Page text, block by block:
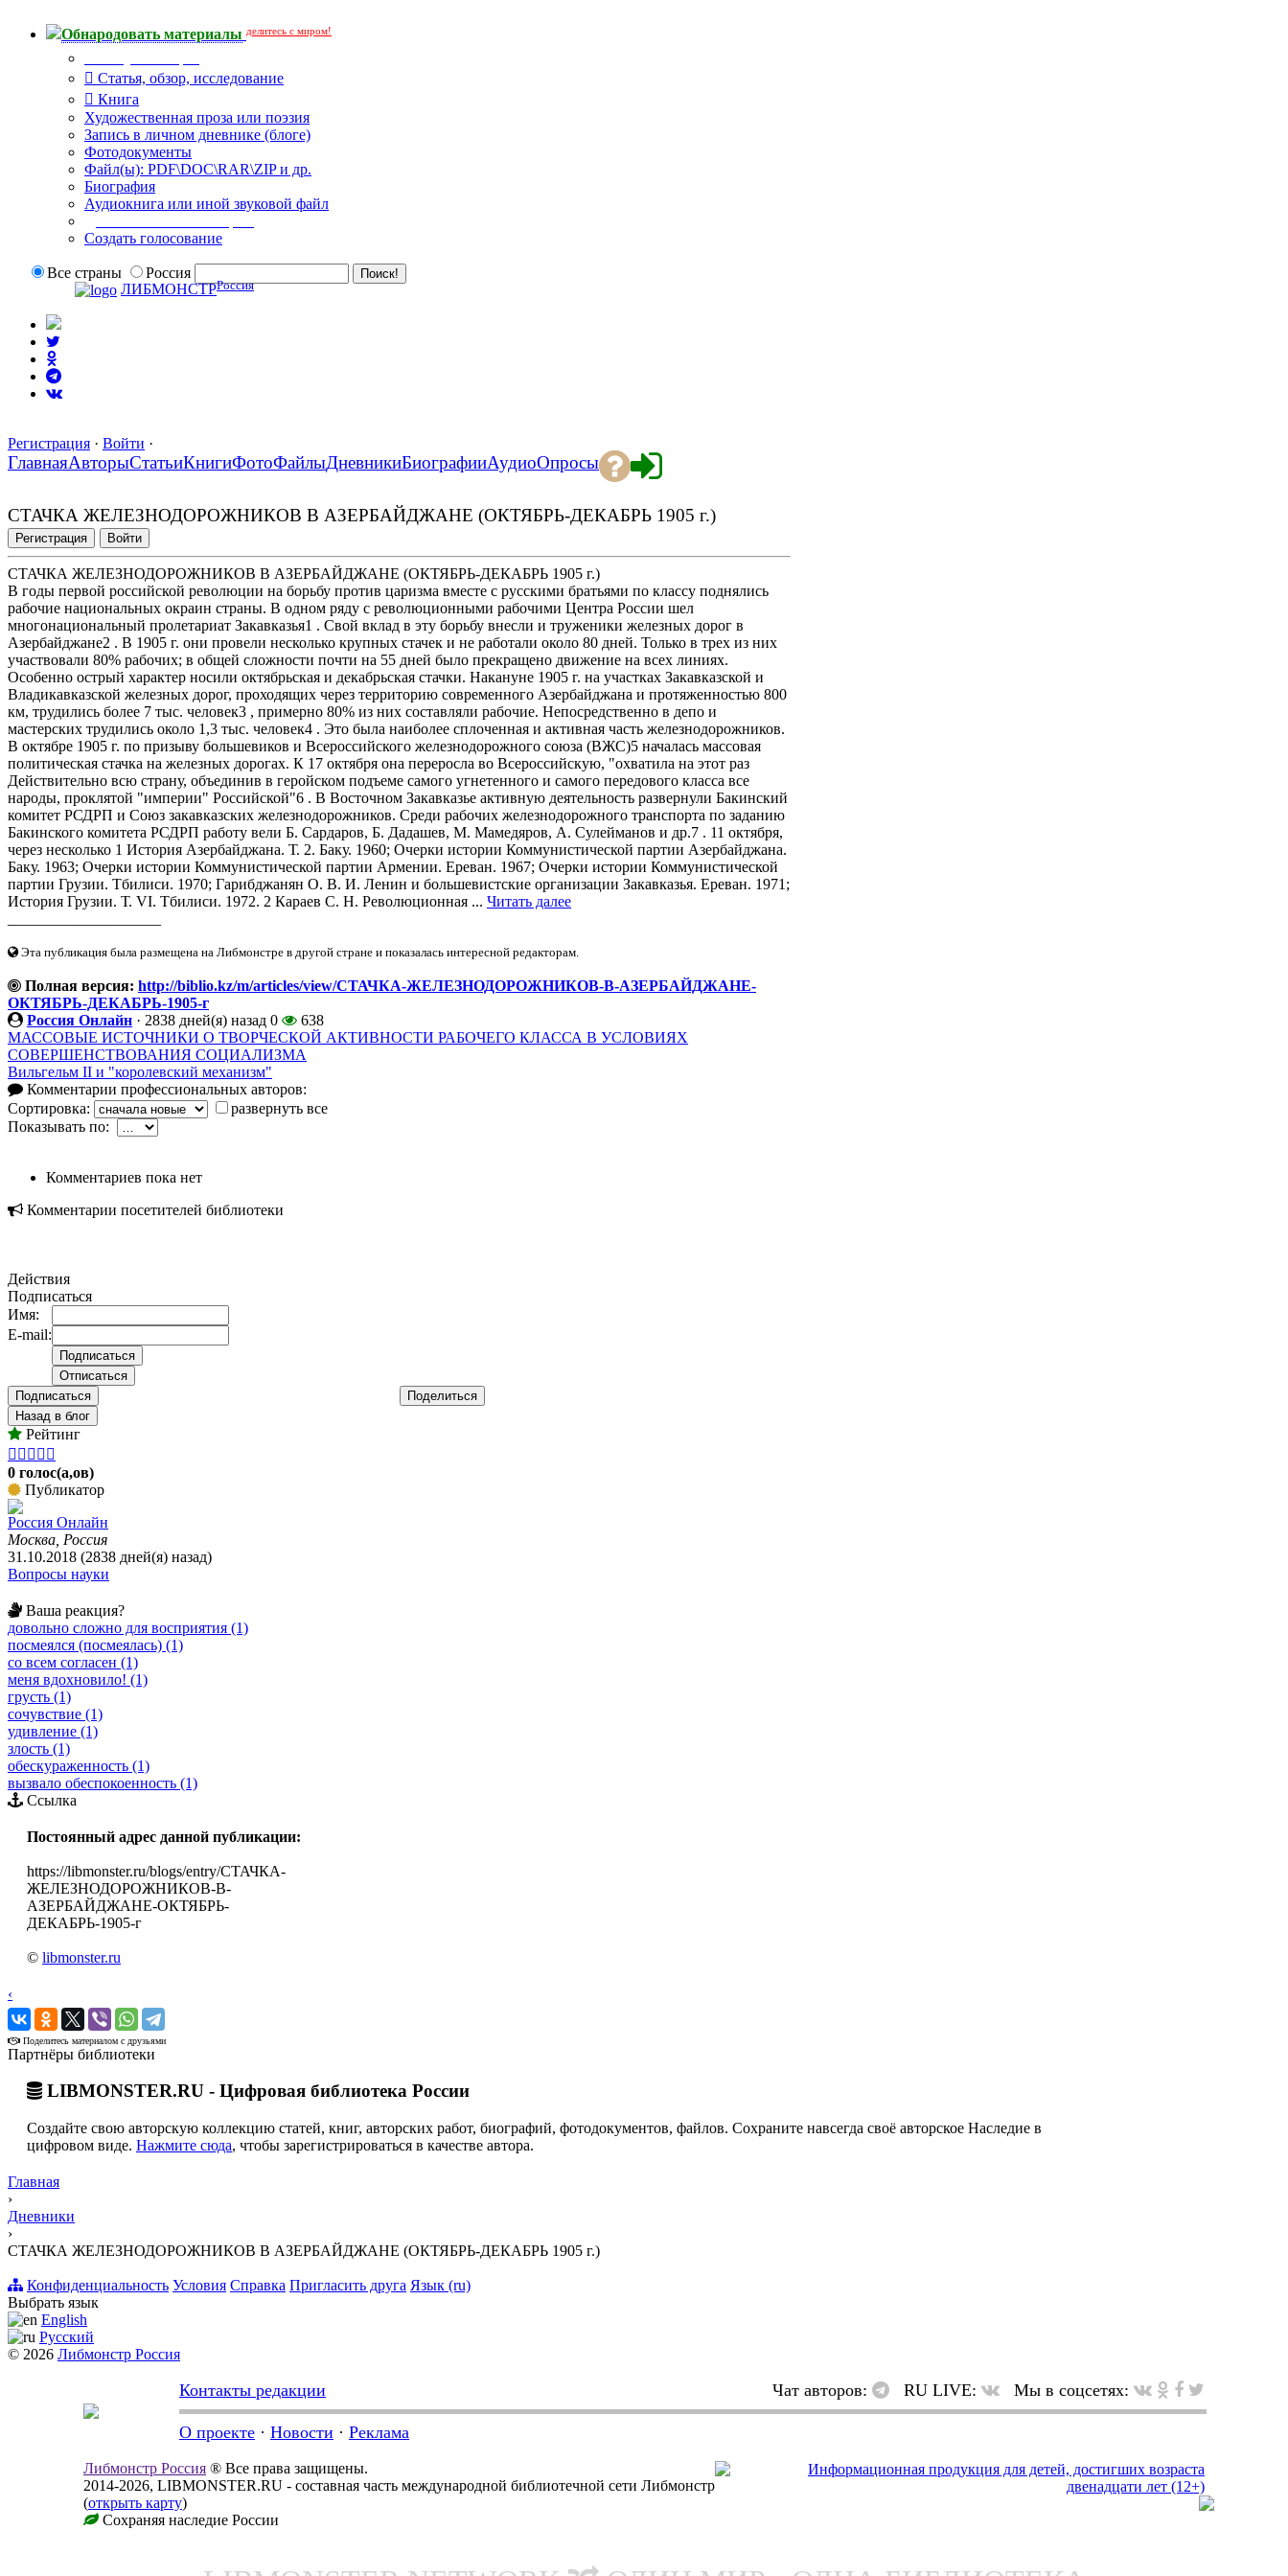
Обнародовать материалы делитесь с миром!
Статья, обзор, исследование
Книга
Художественная проза или поэзия
Запись в личном дневнике (блоге)
Фотодокументы
Файл(ы): PDF\DOC\RAR\ZIP и др.
Биография
Аудиокнига или иной звуковой файл
Создать голосование
Все страны
Россия
ЛИБМОНСТРРоссия
Регистрация · Войти ·
ГлавнаяАвторыСтатьиКнигиФотоФайлыДневникиБиографииАудиоОпросы
СТАЧКА ЖЕЛЕЗНОДОРОЖНИКОВ В АЗЕРБАЙДЖАНЕ (ОКТЯБРЬ-ДЕКАБРЬ 1905 г.)
Регистрация Войти
СТАЧКА ЖЕЛЕЗНОДОРОЖНИКОВ В АЗЕРБАЙДЖАНЕ (ОКТЯБРЬ-ДЕКАБРЬ 1905 г.)
В годы первой российской революции на борьбу против царизма вместе с русскими братьями по классу поднялись
рабочие национальных окраин страны. В одном ряду с революционными рабочими Центра России шел
многонациональный пролетариат Закавказья1 . Свой вклад в эту борьбу внесли и труженики железных дорог в
Азербайджане2 . В 1905 г. они провели несколько крупных стачек и не работали около 80 дней. Только в трех из них
участвовали 80% рабочих; в общей сложности почти на 55 дней было прекращено движение на всех линиях.
Особенно острый характер носили октябрьская и декабрьская стачки. Накануне 1905 г. на участках Закавказской и
Владикавказской железных дорог, проходящих через территорию современного Азербайджана и протяженностью 800
км, трудились более 7 тыс. человек3 , примерно 80% из них составляли рабочие. Непосредственно в депо и
мастерских трудились около 1,3 тыс. человек4 . Это была наиболее сплоченная и активная часть железнодорожников.
В октябре 1905 г. по призыву большевиков и Всероссийского железнодорожного союза (ВЖС)5 началась массовая
политическая стачка на железных дорогах. К 17 октября она переросла во Всероссийскую, "охватила на этот раз
Действительно всю страну, объединив в геройском подъеме самого угнетенного и самого передового класса все
народы, проклятой "империи" Российской"6 . В Восточном Закавказье активную деятельность развернули Бакинский
комитет РСДРП и Союз закавказских железнодорожников. Среди рабочих железнодорожного транспорта по заданию
Бакинского комитета РСДРП работу вели Б. Сардаров, Б. Дадашев, М. Мамедяров, А. Сулейманов и др.7 . 11 октября,
через несколько 1 История Азербайджана. Т. 2. Баку. 1960; Очерки истории Коммунистической партии Азербайджана.
Баку. 1963; Очерки истории Коммунистической партии Армении. Ереван. 1967; Очерки истории Коммунистической
партии Грузии. Тбилиси. 1970; Гарибджанян О. В. И. Ленин и большевистские организации Закавказья. Ереван. 1971;
История Грузии. Т. VI. Тбилиси. 1972. 2 Караев С. Н. Революционная ... Читать далее
Эта публикация была размещена на Либмонстре в другой стране и показалась интересной редакторам.
Полная версия: http://biblio.kz/m/articles/view/СТАЧКА-ЖЕЛЕЗНОДОРОЖНИКОВ-В-АЗЕРБАЙДЖАНЕ-
ОКТЯБРЬ-ДЕКАБРЬ-1905-г
Россия Онлайн · 2838 дней(я) назад 0
638
МАССОВЫЕ ИСТОЧНИКИ О ТВОРЧЕСКОЙ АКТИВНОСТИ РАБОЧЕГО КЛАССА В УСЛОВИЯХ
СОВЕРШЕНСТВОВАНИЯ СОЦИАЛИЗМА
Вильгельм II и "королевский механизм"
Комментарии профессиональных авторов:
Сортировка:
развернуть все
Показывать по:
Комментариев пока нет
Комментарии посетителей библиотеки
Действия
Подписаться
Имя:
E-mail:
Подписаться
Поделиться
Назад в блог
Рейтинг
    
0 голос(а,ов)
Публикатор
Россия Онлайн
Москва, Россия
31.10.2018 (2838 дней(я) назад)
Вопросы науки
Ваша реакция?
довольно сложно для восприятия (1)
посмеялся (посмеялась) (1)
со всем согласен (1)
меня вдохновило! (1)
грусть (1)
сочувствие (1)
удивление (1)
злость (1)
обескураженность (1)
вызвало обеспокоенность (1)
Ссылка
Постоянный адрес данной публикации:
https://libmonster.ru/blogs/entry/СТАЧКА-
ЖЕЛЕЗНОДОРОЖНИКОВ-В-
АЗЕРБАЙДЖАНЕ-ОКТЯБРЬ-
ДЕКАБРЬ-1905-г
© libmonster.ru
‹
›
Поделитесь материалом с друзьями
Партнёры библиотеки
LIBMONSTER.RU - Цифровая библиотека России
Создайте свою авторскую коллекцию статей, книг, авторских работ, биографий, фотодокументов, файлов. Сохраните навсегда своё авторское Наследие в
цифровом виде. Нажмите сюда, чтобы зарегистрироваться в качестве автора.
Главная
›
Дневники
›
СТАЧКА ЖЕЛЕЗНОДОРОЖНИКОВ В АЗЕРБАЙДЖАНЕ (ОКТЯБРЬ-ДЕКАБРЬ 1905 г.)
Конфиденциальность Условия Справка Пригласить друга Язык (ru)
Выбрать язык
English
Русский
© 2026 Либмонстр Россия
Контакты редакции Чат авторов: RU LIVE: Мы в соцсетях:
О проекте · Новости · Реклама
Либмонстр Россия ® Все права защищены.
2014-2026, LIBMONSTER.RU - составная часть международной библиотечной сети Либмонстр
(открыть карту)
Сохраняя наследие России